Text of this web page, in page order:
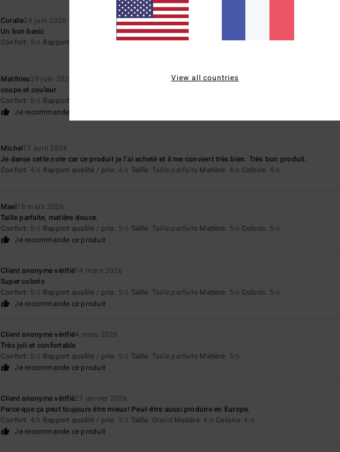
Coralie29 juin 2026
Un bon basic
Confort: 5/5 Rapport qualité / prix : 5/5 Taille: PetitMatière Coloris: 5/5
Matthieu29 juin 2026
coupe et couleur
Confort: 5/5 Rapport qualité / prix
Je recommande ce produit
Michel17 avril 2026
Je danse cette note car ce produit je l’ai acheté et il me convient très bien. Très bon produit.
Confort: 4/5 Rapport qualité / prix: 4/5 Taille: Taille parfaite Matière: 4/5 Coloris: 4/5
Mael19 mars 2026
Taille parfaite, matière douce.
Confort: 5/5 Rapport qualité / prix: 5/5 Taille: Taille parfaite Matière: 5/5 Coloris: 5/5
Je recommande ce produit
Client anonyme vérifié14 mars 2026
Super coloris
Confort: 5/5 Rapport qualité / prix: 5/5 Taille: Taille parfaite Matière: 5/5 Coloris: 5/5
Je recommande ce produit
Client anonyme vérifié4 mars 2026
Très joli et confortable
Confort: 5/5 Rapport qualité / prix: 5/5 Taille: Taille parfaite Matière: 5/5
Je recommande ce produit
Client anonyme vérifié27 janvier 2026
Parce-que ça peut toujours être mieux! Peut-être aussi produire en Europe.
Confort: 4/5 Rapport qualité / prix: 3/5 Taille: Grand Matière: 4 /5 Coloris: 4 /5
Je recommande ce produit
View all countries